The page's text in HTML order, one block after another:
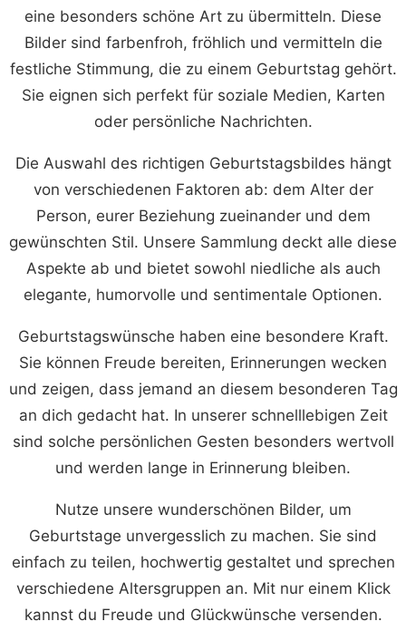
eine besonders schöne Art zu übermitteln. Diese
Bilder sind farbenfroh, fröhlich und vermitteln die
festliche Stimmung, die zu einem Geburtstag gehört.
Sie eignen sich perfekt für soziale Medien, Karten
oder persönliche Nachrichten.
Die Auswahl des richtigen Geburtstagsbildes hängt
von verschiedenen Faktoren ab: dem Alter der
Person, eurer Beziehung zueinander und dem
gewünschten Stil. Unsere Sammlung deckt alle diese
Aspekte ab und bietet sowohl niedliche als auch
elegante, humorvolle und sentimentale Optionen.
Geburtstagswünsche haben eine besondere Kraft.
Sie können Freude bereiten, Erinnerungen wecken
und zeigen, dass jemand an diesem besonderen Tag
an dich gedacht hat. In unserer schnelllebigen Zeit
sind solche persönlichen Gesten besonders wertvoll
und werden lange in Erinnerung bleiben.
Nutze unsere wunderschönen Bilder, um
Geburtstage unvergesslich zu machen. Sie sind
einfach zu teilen, hochwertig gestaltet und sprechen
verschiedene Altersgruppen an. Mit nur einem Klick
kannst du Freude und Glückwünsche versenden.